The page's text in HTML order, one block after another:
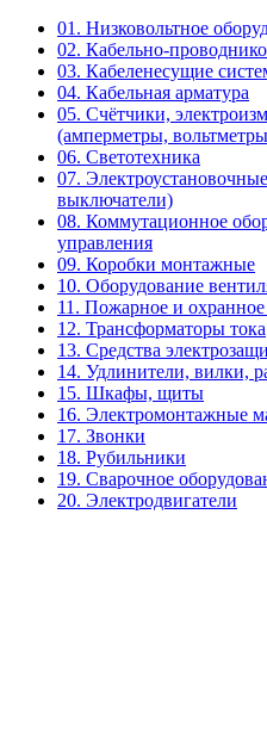
01. Низковольтное
02. Кабельно-
03. Кабеленесущие
04. Кабельная арматура
05. Счётчики,
(амперметры,
06. Светотехника
07.
выключатели)
08. Коммутационное
управления
09. Коробки монтажные
10. Оборудование
11. Пожарное и
12. Трансформаторы тока
13. Средства
14. Удлинители, вилки,
15. Шкафы, щиты
16. Электромонтажные
17. Звонки
18. Рубильники
19. Сварочное
20. Электродвигатели